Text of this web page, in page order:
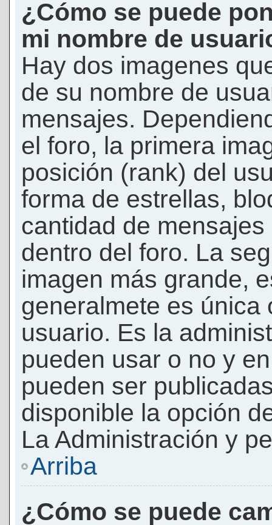
¿Cómo se puede
mi nombre de
Hay dos imagenes
de su nombre de
mensajes.
el foro, la primera
posición (rank) del
forma de estrellas,
cantidad de
dentro del foro. La
imagen más grande,
generalmete es única
usuario. Es la
pueden usar o no y
pueden ser
disponible la opción
La Administración y
Arriba
¿Cómo se puede